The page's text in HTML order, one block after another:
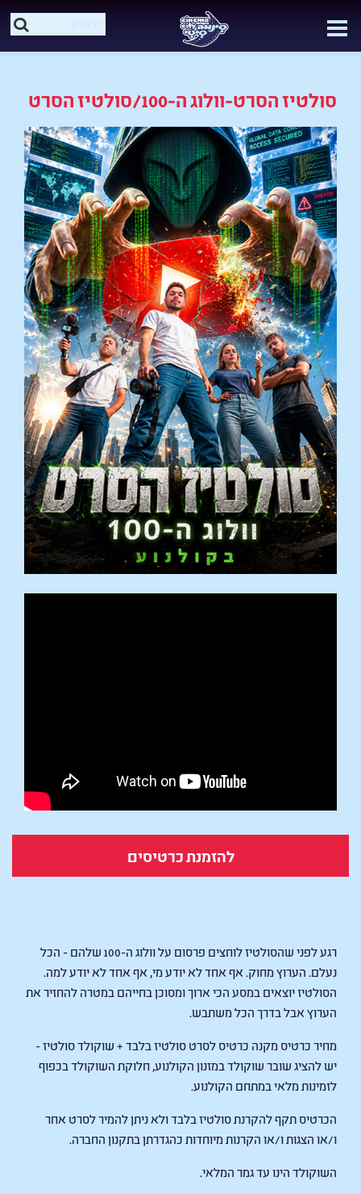
סולטיז הסרט-וולוג ה-100/סולטיז הסרט
להזמנת כרטיסים
רגע לפני שהסולטיז לוחצים פרסום על וולוג ה-100 שלהם - הכל
נעלם. הערוץ מחוק. אף אחד לא יודע מי, אף אחד לא יודע למה.
הסולטיז יוצאים במסע הכי ארוך ומסוכן בחייהם במטרה להחזיר את
הערוץ אבל בדרך הכל משתבש.
מחיר כרטיס מקנה כרטיס לסרט סולטיז בלבד + שוקולד סולטיז -
יש להציג שובר שוקולד במזנון הקולנוע, חלוקת השוקולד בכפוף
לזמינות מלאי במתחם הקולנוע.
הכרטיס תקף להקרנת סולטיז בלבד ולא ניתן להמיר לסרט אחר
ו/או הצגות ו/או הקרנות מיוחדות כהגדרתן בתקנון החברה.
השוקולד הינו עד גמר המלאי.